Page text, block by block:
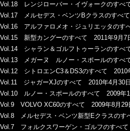
Vol.18 レンジローバー・イヴォークのすべ
Vol.17 メルセデス・ベンツBクラスのすべ
Vol.16 アルファロメオ・ジュリエッタのす
Vol.15 新型カングーのすべて 2011年9月7
Vol.14 シャラン＆ゴルフトゥーランのすべ
Vol.13 メガーヌ ルノー・スポールのすべ
Vol.12 シトロエンC3＆DS3のすべて 2010
Vol.11 ジャガーXJのすべて 2010年4月30
Vol.10 ルノー・スポールのすべて 2009年
Vol.9 VOLVO XC60のすべて 2009年8月29
Vol.8 メルセデス・ベンツ新型Eクラスのす
Vol.7 フォルクスワーゲン・ゴルフのすべ